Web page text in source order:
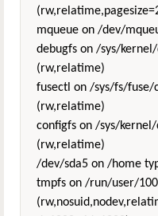
mqueue on /dev/
debugfs on /sys/
(rw,relatime)
fusectl on /sys/fs/fuse/
(rw,relatime)
configfs on /sys/
(rw,relatime)
/dev/sda5 on /home
tmpfs on /run/user/